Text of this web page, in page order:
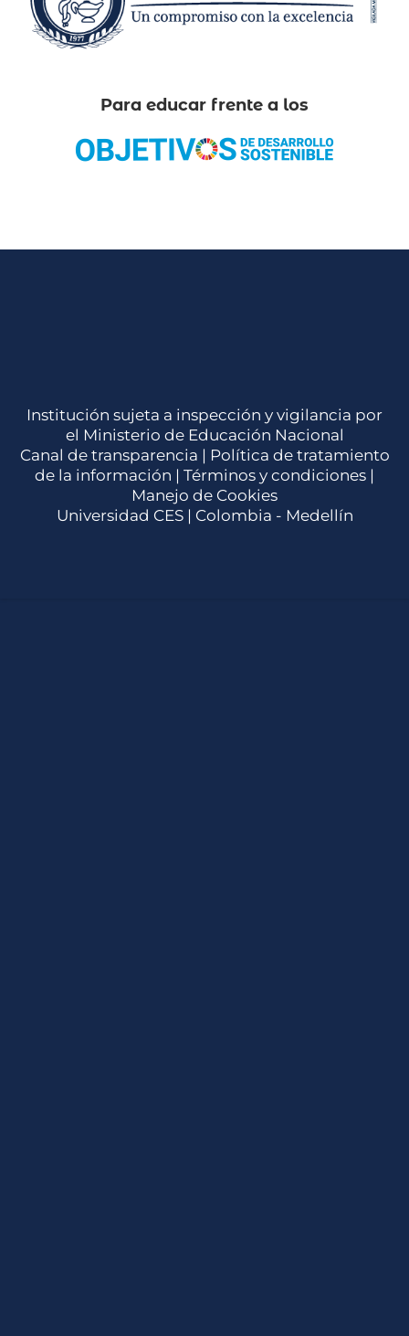
Para educar frente a los
Institución sujeta a inspección y vigilancia por
el Ministerio de Educación Nacional
Canal de transparencia | Política de tratamiento
de la información | Términos y condiciones |
Manejo de Cookies
Universidad CES | Colombia - Medellín